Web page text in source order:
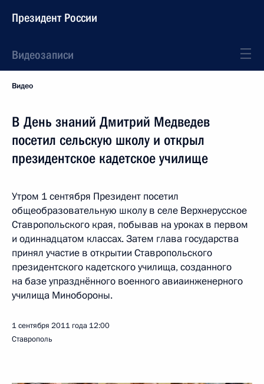
Президент России
Видеозаписи
Видео
В День знаний Дмитрий Медведев
посетил сельскую школу и открыл
президентское кадетское училище
Утром 1 сентября Президент посетил
общеобразовательную школу в селе Верхнерусское
Ставропольского края, побывав на уроках в первом
и одиннадцатом классах. Затем глава государства
принял участие в открытии Ставропольского
президентского кадетского училища, созданного
на базе упразднённого военного авиаинженерного
училища Минобороны.
1 сентября 2011 года 12:00
Ставрополь